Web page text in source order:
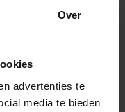
Over
advertenties te
media te bieden